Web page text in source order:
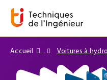
Accueil Voitures à